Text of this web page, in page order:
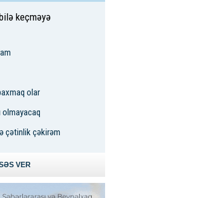
keçməyə
olar
olmayacaq
çətinlik çəkirəm